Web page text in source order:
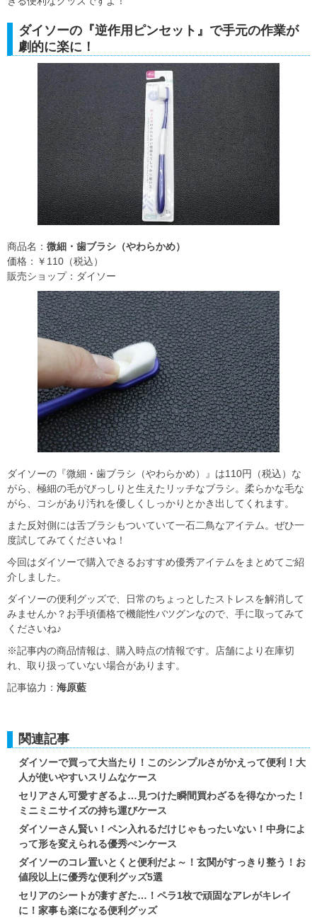
ダイソーの『逆作用ピンセット』で手元の作業が
劇的に楽に！
商品名： 微細・歯ブラシ（やわらかめ）
価格：￥110（税込）
販売ショップ：ダイソー
ダイソーの『微細・歯ブラシ（やわらかめ）』は110円（税込）な
がら、極細の毛がびっしりと生えたリッチなブラシ。柔らかな毛な
がら、コシがあり汚れを優しくしっかりとかき出してくれます。
また反対側には舌ブラシもついていて一石二鳥なアイテム。ぜひ一
度試してみてくださいね！
今回はダイソーで購入できるおすすめ優秀アイテムをまとめてご紹
介しました。
ダイソーの便利グッズで、日常のちょっとしたストレスを解消して
みませんか？お手頃価格で機能性バツグンなので、手に取ってみて
くださいね♪
※記事内の商品情報は、購入時点の情報です。店舗により在庫切
れ、取り扱っていない場合があります。
記事協力： 海原藍
関連記事
ダイソーで買って大当たり！このシンプルさがかえって便利！大
人が使いやすいスリムなケース
セリアさん可愛すぎるよ…見つけた瞬間買わざるを得なかった！
ミニミニサイズの持ち運びケース
ダイソーさん賢い！ペン入れるだけじゃもったいない！中身によ
って形を変えられる優秀ぺンケース
ダイソーのコレ置いとくと便利だよ～！玄関がすっきり整う！お
値段以上に優秀な便利グッズ5選
セリアのシートが凄すぎた…！ペラ1枚で頑固なアレがキレイ
に！家事も楽になる便利グッズ